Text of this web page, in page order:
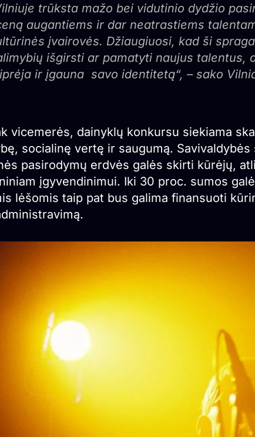
trūksta mažo bei vidutinio dydžio
augantiems ir dar neatrastiems
įvairovės. Džiaugiuosi, kad ši
išgirsti ar pamatyti naujus talentus,
ir įgauna savo identitetą“, – sako
vicemerės, dainyklų konkursu siekiama
socialinę vertę ir saugumą.
pasirodymų erdvės galės skirti kūrėjų,
įgyvendinimui. Iki 30 proc. sumos
lėšomis taip pat bus galima finansuoti